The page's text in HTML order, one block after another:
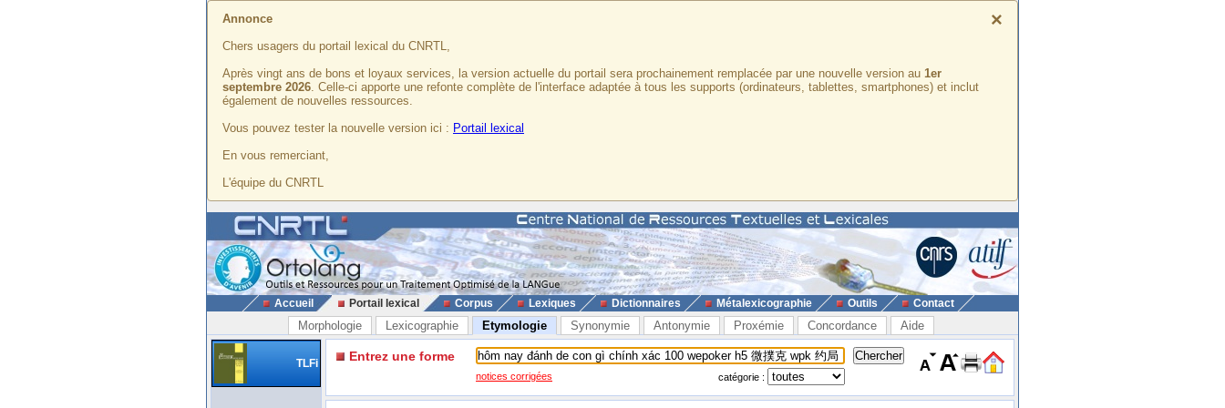
×
Annonce
Chers usagers du portail lexical du CNRTL,
Après vingt ans de bons et loyaux services, la version actuelle du portail sera prochainement remplacée par une nouvelle version au 1er
septembre 2026. Celle-ci apporte une refonte complète de l'interface adaptée à tous les supports (ordinateurs, tablettes, smartphones) et inclut
également de nouvelles ressources.
Vous pouvez tester la nouvelle version ici : Portail lexical
En vous remerciant,
L'équipe du CNRTL
Accueil Portail lexical Corpus Lexiques Dictionnaires Métalexicographie Outils Contact
Morphologie Lexicographie Etymologie Synonymie Antonymie Proxémie Concordance Aide
TLFi Entrez une forme
notices corrigées catégorie :